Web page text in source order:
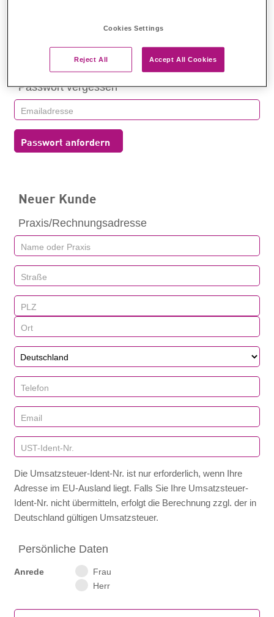
Anmelden
Passwort vergessen
Passwort anfordern
Neuer Kunde
Praxis/Rechnungsadresse
Die Umsatzsteuer-Ident‑Nr. ist nur erforderlich, wenn Ihre
Adresse im EU‑Ausland liegt. Falls Sie Ihre Umsatzsteuer-
Ident‑Nr. nicht übermitteln, erfolgt die Berechnung zzgl. der in
Deutschland gültigen Umsatzsteuer.
Persönliche Daten
Anrede
Frau
Herr
Cookies Settings
Reject All Accept All Cookies